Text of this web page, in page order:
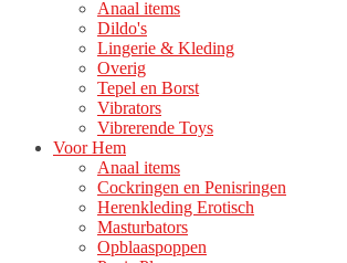
Anaal items
Dildo's
Lingerie & Kleding
Overig
Tepel en Borst
Vibrators
Vibrerende Toys
Voor Hem
Anaal items
Cockringen en Penisringen
Herenkleding Erotisch
Masturbators
Opblaaspoppen